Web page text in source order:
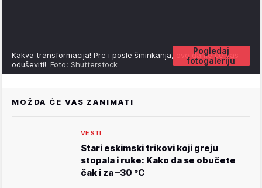
Pogledaj
fotogaleriju
Kakva transformacija! Pre i posle šminkanja, ove dame će vas
oduševiti! Foto: Shutterstock
MOŽDA ĆE VAS ZANIMATI
VESTI
Stari eskimski trikovi koji greju
stopala i ruke: Kako da se obučete
čak i za –30 °C